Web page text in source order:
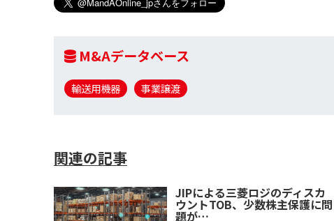
M&Aデータベース
輸送用機器 事業譲渡
関連の記事
JIPによる三菱ロジのディスカ
ウントTOB、少数株主保護に問
題が…